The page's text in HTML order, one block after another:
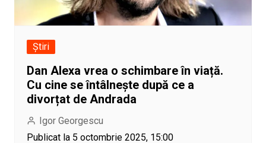
Știri
Dan Alexa vrea o schimbare în viață.
Cu cine se întâlnește după ce a
divorțat de Andrada
Igor Georgescu
Publicat la 5 octombrie 2025, 15:00